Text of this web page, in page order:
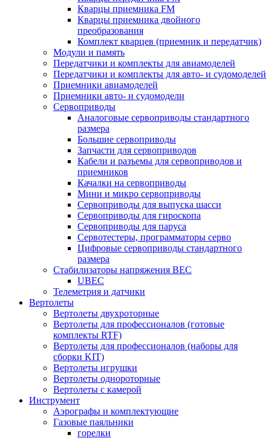
Кварцы приемника FM
Кварцы приемника двойного
преобразования
Комплект кварцев (приемник и передатчик)
Модули и память
Передатчики и комплекты для авиамоделей
Передатчики и комплекты для авто- и судомоделей
Приемники авиамоделей
Приемники авто- и судомодели
Сервоприводы
Аналоговые сервоприводы стандартного
размера
Большие сервоприводы
Запчасти для сервоприводов
Кабели и разъемы для сервоприводов и
приемников
Качалки на сервоприводы
Мини и микро сервоприводы
Сервоприводы для выпуска шасси
Сервоприводы для гироскопа
Сервоприводы для паруса
Сервотестеры, программаторы серво
Цифровые сервоприводы стандартного
размера
Стабилизаторы напряжения BEC
UBEC
Телеметрия и датчики
Вертолеты
Вертолеты двухроторные
Вертолеты для профессионалов (готовые
комплекты RTF)
Вертолеты для профессионалов (наборы для
сборки KIT)
Вертолеты игрушки
Вертолеты однороторные
Вертолеты с камерой
Инструмент
Аэрографы и комплектующие
Газовые паяльники
горелки